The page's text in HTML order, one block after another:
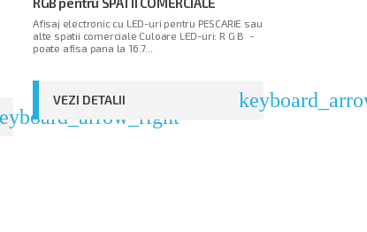
Afisaj electronic cu LED-uri pentru PESCARIE sau
alte spatii comerciale Culoare LED-uri: R G B -
poate afisa pana la 16.7...
VEZI DETALII